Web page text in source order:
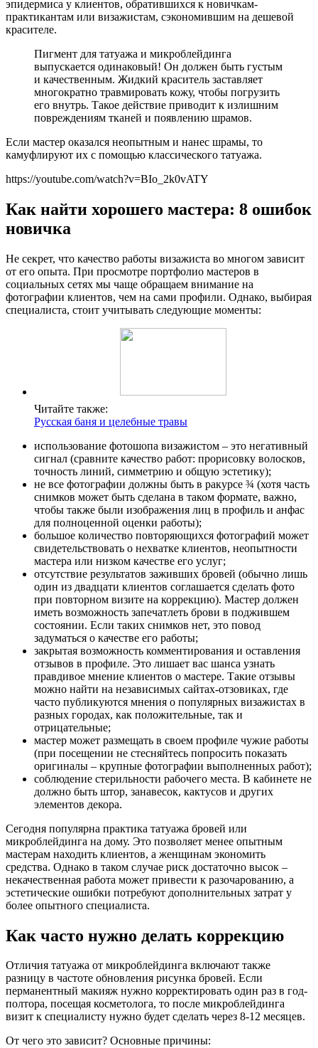
эпидермиса у клиентов, обратившихся к новичкам-
практикантам или визажистам, сэкономившим на дешевой
красителе.
Пигмент для татуажа и микроблейдинга
выпускается одинаковый! Он должен быть густым
и качественным. Жидкий краситель заставляет
многократно травмировать кожу, чтобы погрузить
его внутрь. Такое действие приводит к излишним
повреждениям тканей и появлению шрамов.
Если мастер оказался неопытным и нанес шрамы, то
камуфлируют их с помощью классического татуажа.
https://youtube.com/watch?v=BIo_2k0vATY
Как найти хорошего мастера: 8 ошибок
новичка
Не секрет, что качество работы визажиста во многом зависит
от его опыта. При просмотре портфолио мастеров в
социальных сетях мы чаще обращаем внимание на
фотографии клиентов, чем на сами профили. Однако, выбирая
специалиста, стоит учитывать следующие моменты:
Читайте также:
Русская баня и целебные травы
использование фотошопа визажистом – это негативный
сигнал (сравните качество работ: прорисовку волосков,
точность линий, симметрию и общую эстетику);
не все фотографии должны быть в ракурсе ¾ (хотя часть
снимков может быть сделана в таком формате, важно,
чтобы также были изображения лиц в профиль и анфас
для полноценной оценки работы);
большое количество повторяющихся фотографий может
свидетельствовать о нехватке клиентов, неопытности
мастера или низком качестве его услуг;
отсутствие результатов заживших бровей (обычно лишь
один из двадцати клиентов соглашается сделать фото
при повторном визите на коррекцию). Мастер должен
иметь возможность запечатлеть брови в поджившем
состоянии. Если таких снимков нет, это повод
задуматься о качестве его работы;
закрытая возможность комментирования и оставления
отзывов в профиле. Это лишает вас шанса узнать
правдивое мнение клиентов о мастере. Такие отзывы
можно найти на независимых сайтах-отзовиках, где
часто публикуются мнения о популярных визажистах в
разных городах, как положительные, так и
отрицательные;
мастер может размещать в своем профиле чужие работы
(при посещении не стесняйтесь попросить показать
оригиналы – крупные фотографии выполненных работ);
соблюдение стерильности рабочего места. В кабинете не
должно быть штор, занавесок, кактусов и других
элементов декора.
Сегодня популярна практика татуажа бровей или
микроблейдинга на дому. Это позволяет менее опытным
мастерам находить клиентов, а женщинам экономить
средства. Однако в таком случае риск достаточно высок –
некачественная работа может привести к разочарованию, а
эстетические ошибки потребуют дополнительных затрат у
более опытного специалиста.
Как часто нужно делать коррекцию
Отличия татуажа от микроблейдинга включают также
разницу в частоте обновления рисунка бровей. Если
перманентный макияж нужно корректировать один раз в год-
полтора, посещая косметолога, то после микроблейдинга
визит к специалисту нужно будет сделать через 8-12 месяцев.
От чего это зависит? Основные причины: